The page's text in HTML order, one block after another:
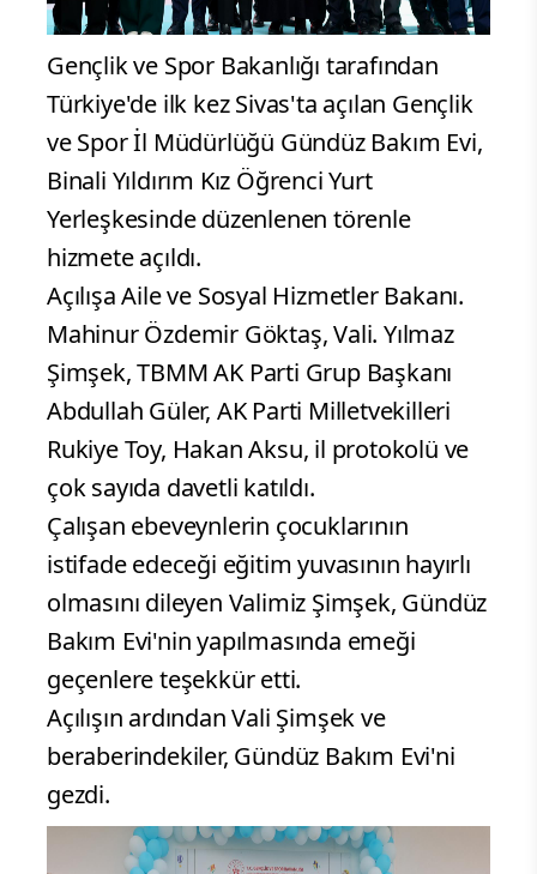
Gençlik ve Spor Bakanlığı tarafından
Türkiye'de ilk kez Sivas'ta açılan Gençlik
ve Spor İl Müdürlüğü Gündüz Bakım Evi,
Binali Yıldırım Kız Öğrenci Yurt
Yerleşkesinde düzenlenen törenle
hizmete açıldı.
Açılışa Aile ve Sosyal Hizmetler Bakanı.
Mahinur Özdemir Göktaş, Vali. Yılmaz
Şimşek, TBMM AK Parti Grup Başkanı
Abdullah Güler, AK Parti Milletvekilleri
Rukiye Toy, Hakan Aksu, il protokolü ve
çok sayıda davetli katıldı.
Çalışan ebeveynlerin çocuklarının
istifade edeceği eğitim yuvasının hayırlı
olmasını dileyen Valimiz Şimşek, Gündüz
Bakım Evi'nin yapılmasında emeği
geçenlere teşekkür etti.
Açılışın ardından Vali Şimşek ve
beraberindekiler, Gündüz Bakım Evi'ni
gezdi.